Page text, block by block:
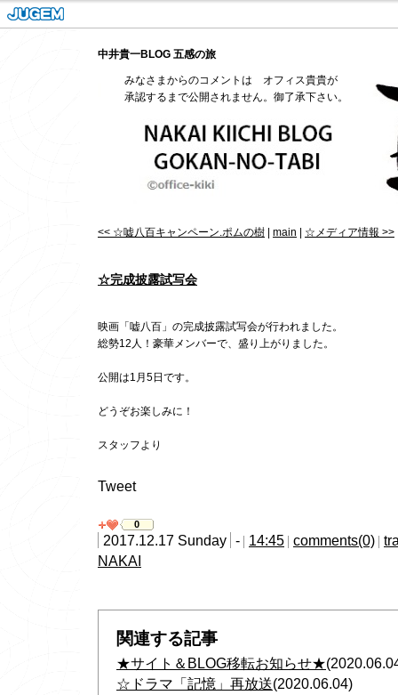
中井貴一BLOG 五感の旅
みなさまからのコメントは オフィス貴貴が
承認するまで公開されません。御了承下さい。
<< ☆嘘八百キャンペーン.ポムの樹 main ☆メディア情報 >>
☆完成披露試写会
映画「嘘八百」の完成披露試写会が行われました。
総勢12人！豪華メンバーで、盛り上がりました。
公開は1月5日です。
どうぞお楽しみに！
スタッフより
Tweet
0
2017.12.17 Sunday - 14:45 comments(0)
NAKAI
関連する記事
★サイト＆BLOG移転お知らせ★
☆ドラマ「記憶」再放送(2020.06.04)